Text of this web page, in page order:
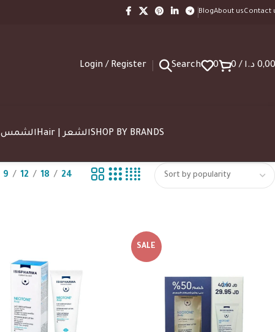
BlogAbout usContact
Login / Register Search 0 0/ د.ا
SUN | الشمس Hair | الشعرSHOP BY BRANDS
9 12 18 24
SALE